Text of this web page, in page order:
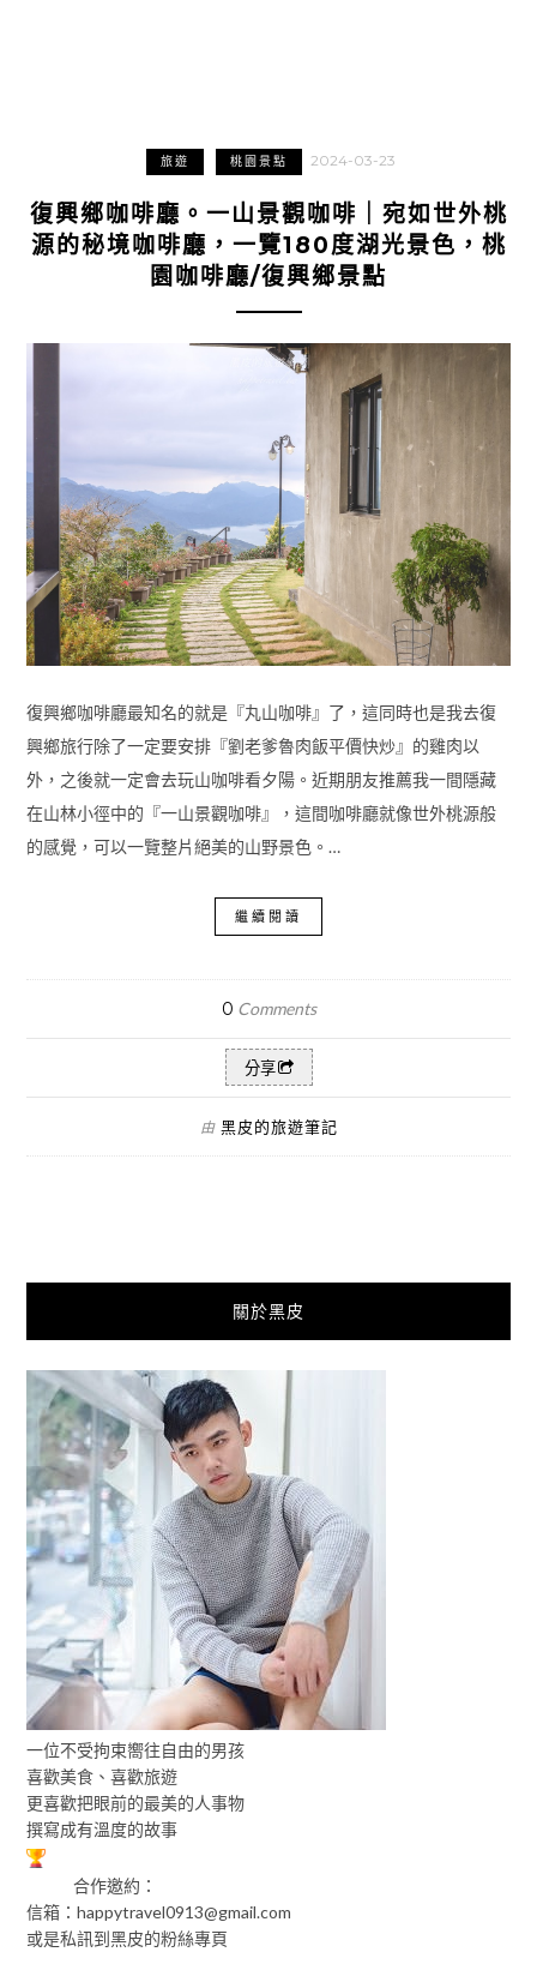
旅遊 桃園景點 2024-03-23
復興鄉咖啡廳。一山景觀咖啡｜宛如世外桃
源的秘境咖啡廳，一覽180度湖光景色，桃
園咖啡廳/復興鄉景點
復興鄉咖啡廳最知名的就是『丸山咖啡』了，這同時也是我去復
興鄉旅行除了一定要安排『劉老爹魯肉飯平價快炒』的雞肉以
外，之後就一定會去玩山咖啡看夕陽。近期朋友推薦我一間隱藏
在山林小徑中的『一山景觀咖啡』，這間咖啡廳就像世外桃源般
的感覺，可以一覽整片絕美的山野景色。…
繼續閱讀
0 Comments
分享
由 黑皮的旅遊筆記
關於黑皮
一位不受拘束嚮往自由的男孩
喜歡美食、喜歡旅遊
更喜歡把眼前的最美的人事物
撰寫成有溫度的故事
合作邀約：
信箱：happytravel0913@gmail.com
或是私訊到黑皮的粉絲專頁